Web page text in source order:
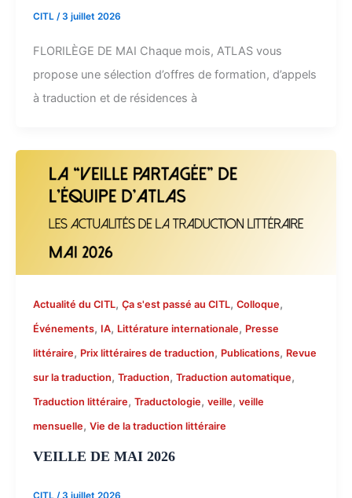
CITL /3 juillet 2026
FLORILÈGE DE MAI Chaque mois, ATLAS vous
propose une sélection d’offres de formation, d’appels
à traduction et de résidences à
Actualité du CITL, Ça s'est passé au CITL, Colloque,
Événements, IA, Littérature internationale, Presse
littéraire, Prix littéraires de traduction, Publications, Revue
sur la traduction, Traduction, Traduction automatique,
Traduction littéraire, Traductologie, veille, veille
mensuelle, Vie de la traduction littéraire
VEILLE DE MAI 2026